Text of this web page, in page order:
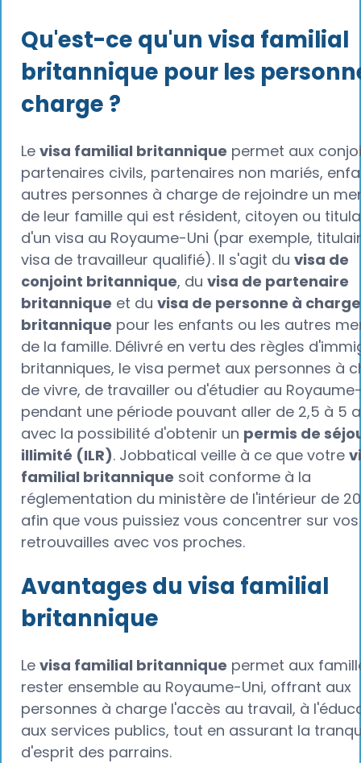
Qu'est-ce qu'un visa familial
britannique pour les
charge ?
Le visa familial britannique permet aux
partenaires civils, partenaires non mariés,
autres personnes à charge de rejoindre un
de leur famille qui est résident, citoyen ou
d'un visa au Royaume-Uni (par exemple,
visa de travailleur qualifié). Il s'agit du visa de
conjoint britannique, du visa de partenaire
britannique et du visa de personne à charge
britannique pour les enfants ou les autres
de la famille. Délivré en vertu des règles
britanniques, le visa permet aux personnes à
de vivre, de travailler ou d'étudier au
pendant une période pouvant aller de 2,5 à 5
avec la possibilité d'obtenir un permis de
illimité (ILR). Jobbatical veille à ce que votre
familial britannique soit conforme à la
réglementation du ministère de l'intérieur de
afin que vous puissiez vous concentrer sur vos
retrouvailles avec vos proches.
Avantages du visa familial
britannique
Le visa familial britannique permet aux
rester ensemble au Royaume-Uni, offrant aux
personnes à charge l'accès au travail, à
aux services publics, tout en assurant la
d'esprit des parrains.